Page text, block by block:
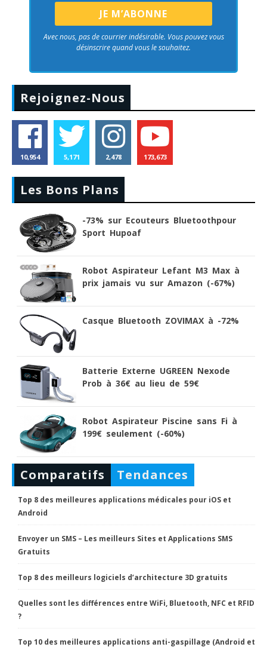
Avec nous, pas de courrier indésirable. Vous pouvez vous
désinscrire quand vous le souhaitez.
Rejoignez-Nous
10,954 5,171 2,478 173,673
Les Bons Plans
-73% sur Ecouteurs Bluetoothpour
Sport Hupoaf
Robot Aspirateur Lefant M3 Max à
prix jamais vu sur Amazon (-67%)
Casque Bluetooth ZOVIMAX à -72%
Batterie Externe UGREEN Nexode
Prob à 36€ au lieu de 59€
Robot Aspirateur Piscine sans Fi à
199€ seulement (-60%)
Comparatifs Tendances
Top 8 des meilleures applications médicales pour iOS et
Android
Envoyer un SMS – Les meilleurs Sites et Applications SMS
Gratuits
Top 8 des meilleurs logiciels d’architecture 3D gratuits
Quelles sont les différences entre WiFi, Bluetooth, NFC et RFID
?
Top 10 des meilleures applications anti-gaspillage (Android et